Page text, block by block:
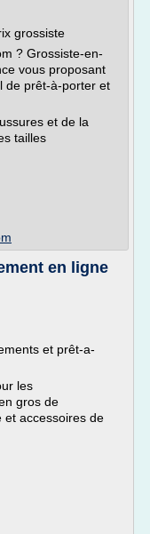
grossiste
? Grossiste-en-
vous proposant
de prêt-à-porter et
et de la
tailles
en ligne
et prêt-a-
les
gros de
et accessoires de